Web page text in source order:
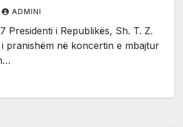
ADMINI
Presidenti i Republikës, Sh. T. Z.
pranishëm në koncertin e mbajtur